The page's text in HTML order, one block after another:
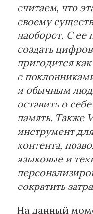
считаем, что
своему
наоборот. С
создать
пригодится
с
и обычным
оставить о
память. Также
инструмент
контента,
языковые и
сократить
На данный